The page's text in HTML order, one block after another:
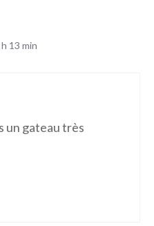
13 min
un gateau très